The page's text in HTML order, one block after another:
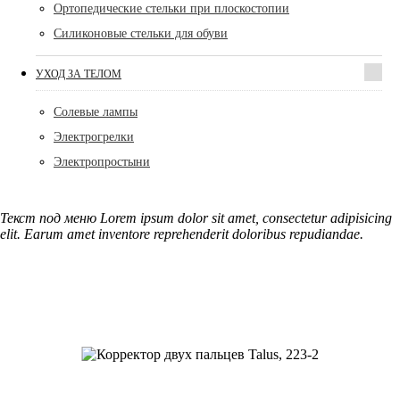
Ортопедические стельки при плоскостопии
Силиконовые стельки для обуви
УХОД ЗА ТЕЛОМ
Солевые лампы
Электрогрелки
Электропростыни
Текст под меню Lorem ipsum dolor sit amet, consectetur adipisicing
elit. Earum amet inventore reprehenderit doloribus repudiandae.